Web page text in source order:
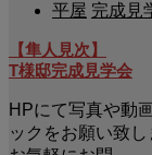
平屋 完成見
【隼人見次】
T様邸完成見学会
HPにて写真や動
ックをお願い致